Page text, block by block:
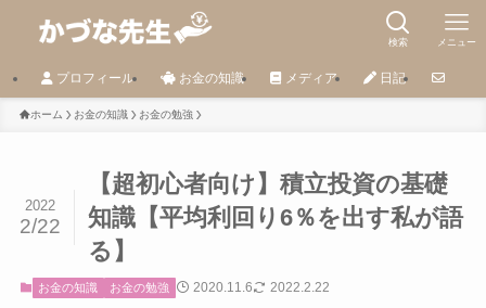
検索 メニュー
プロフィール お金の知識 メディア 日記
ホーム お金の知識 お金の勉強
【超初心者向け】積立投資の基礎
知識【平均利回り6％を出す私が語
る】
2022
2/22
お金の知識 お金の勉強 2020.11.6 2022.2.22